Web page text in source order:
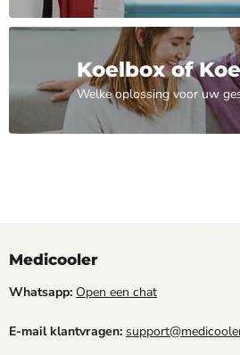
Medicooler
Whatsapp: Open een chat
E-mail klantvragen: